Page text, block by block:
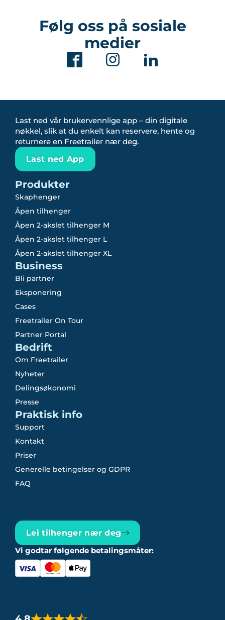
Følg oss på sosiale
medier
Last ned vår brukervennlige app – din digitale
nøkkel, slik at du enkelt kan reservere, hente og
returnere en Freetrailer nær deg.
Last ned App
Produkter
Skaphenger
Åpen tilhenger
Åpen 2-akslet tilhenger M
Åpen 2-akslet tilhenger L
Åpen 2-akslet tilhenger XL
Business
Bli partner
Eksponering
Cases
Freetrailer On Tour
Partner Portal
Bedrift
Om Freetrailer
Nyheter
Delingsøkonomi
Presse
Praktisk info
Support
Kontakt
Priser
Generelle betingelser og GDPR
FAQ
Lei tilhenger nær deg
Vi godtar følgende betalingsmåter: